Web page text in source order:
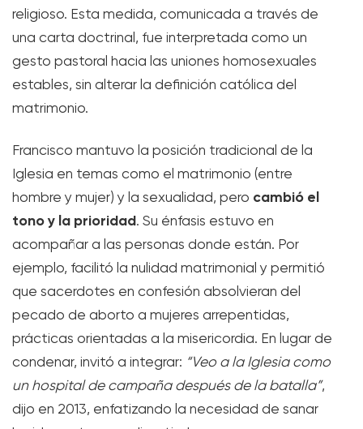
religioso. Esta medida, comunicada a través de
una carta doctrinal, fue interpretada como un
gesto pastoral hacia las uniones homosexuales
estables, sin alterar la definición católica del
matrimonio.
Francisco mantuvo la posición tradicional de la
Iglesia en temas como el matrimonio (entre
hombre y mujer) y la sexualidad, pero cambió el
tono y la prioridad. Su énfasis estuvo en
acompañar a las personas donde están. Por
ejemplo, facilitó la nulidad matrimonial y permitió
que sacerdotes en confesión absolvieran del
pecado de aborto a mujeres arrepentidas,
prácticas orientadas a la misericordia. En lugar de
condenar, invitó a integrar: “Veo a la Iglesia como
un hospital de campaña después de la batalla”,
dijo en 2013, enfatizando la necesidad de sanar